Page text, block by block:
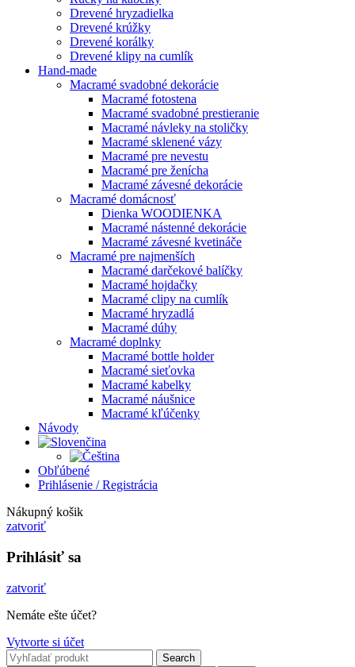
Drevené hryzadielka
Drevené krúžky
Drevené korálky
Drevené klipy na cumlík
Hand-made
Macramé svadobné dekorácie
Macramé fotostena
Macramé svadobné prestieranie
Macramé návleky na stoličky
Macramé sklenené vázy
Macramé pre nevestu
Macramé pre ženícha
Macramé závesné dekorácie
Macramé domácnosť
Dienka WOODIENKA
Macramé nástenné dekorácie
Macramé závesné kvetináče
Macramé pre najmenších
Macramé darčekové balíčky
Macramé hojdačky
Macramé clipy na cumlík
Macramé hryzadlá
Macramé dúhy
Macramé doplnky
Macramé bottle holder
Macramé sieťovka
Macramé kabelky
Macramé náušnice
Macramé kľúčenky
Návody
Obľúbené
Prihlásenie / Registrácia
Nákupný košik
zatvoriť
Prihlásiť sa
zatvoriť
Nemáte ešte účet?
Vytvorte si účet
Search